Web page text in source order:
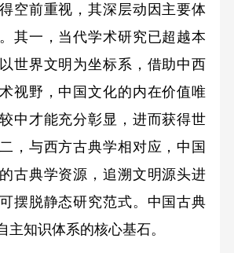
空前重视，其深层动因主要体
其一，当代学术研究已超越本
世界文明为坐标系，借助中西
视野，中国文化的内在价值唯
中才能充分彰显，进而获得世
，与西方古典学相对应，中国
古典学资源，追溯文明源头进
摆脱静态研究范式。中国古典
主知识体系的核心基石。